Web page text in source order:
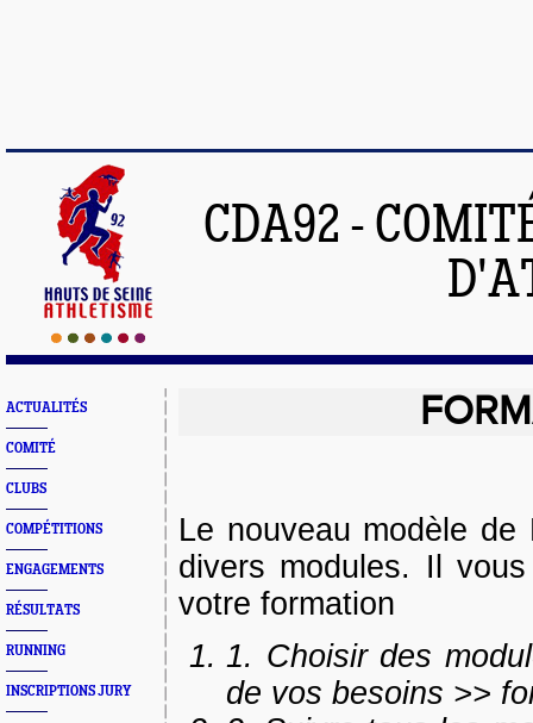
CDA92 -
ACTUALITÉS
COMITÉ
CLUBS
COMPÉTITIONS
ENGAGEMENTS
RÉSULTATS
RUNNING
INSCRIPTIONS JURY
Le nouveau modèle
divers modules. Il
votre formation
1. Choisir des
de vos besoins >>